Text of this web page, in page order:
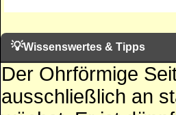
💡Wissenswertes & Tipps
Der Ohrförmige
ausschließlich an